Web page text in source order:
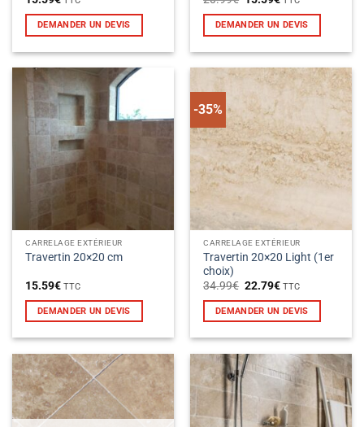
DEMANDER UN DEVIS
initial
était :
20.99€.
actuel
est :
15.59€.
DEMANDER UN DEVIS
CARRELAGE EXTÉRIEUR
Travertin 20×20 cm
15.59€ TTC
DEMANDER UN DEVIS
-35%
CARRELAGE EXTÉRIEUR
Travertin 20×20 Light (1er
choix)
34.99€ Le
initial
était :
22.79€Le
actuel
est :
TTC
DEMANDER UN DEVIS